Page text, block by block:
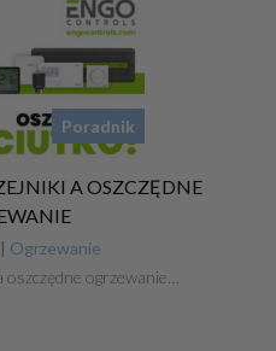
Poradnik
A OSZCZĘDNE
Ogrzewanie
oszczędne ogrzewanie…